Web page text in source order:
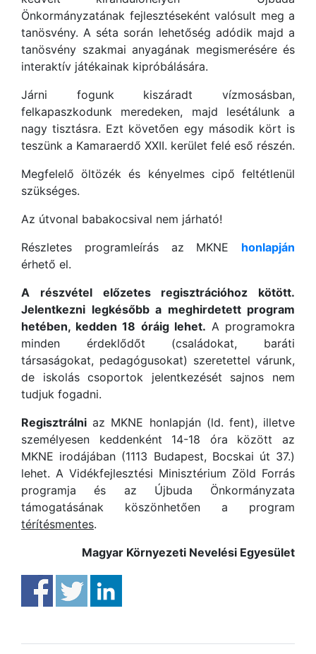
Önkormányzatának fejlesztéseként valósult meg a
tanösvény. A séta során lehetőség adódik majd a
tanösvény szakmai anyagának megismerésére és
interaktív játékainak kipróbálására.
Járni fogunk kiszáradt vízmosásban,
felkapaszkodunk meredeken, majd lesétálunk a
nagy tisztásra. Ezt követően egy második kört is
teszünk a Kamaraerdő XXII. kerület felé eső részén.
Megfelelő öltözék és kényelmes cipő feltétlenül
szükséges.
Az útvonal babakocsival nem járható!
Részletes programleírás az MKNE honlapján
érhető el.
A részvétel előzetes regisztrációhoz kötött.
Jelentkezni legkésőbb a meghirdetett program
hetében, kedden 18 óráig lehet. A programokra
minden érdeklődőt (családokat, baráti
társaságokat, pedagógusokat) szeretettel várunk,
de iskolás csoportok jelentkezését sajnos nem
tudjuk fogadni.
Regisztrálni az MKNE honlapján (ld. fent), illetve
személyesen keddenként 14-18 óra között az
MKNE irodájában (1113 Budapest, Bocskai út 37.)
lehet. A Vidékfejlesztési Minisztérium Zöld Forrás
programja és az Újbuda Önkormányzata
támogatásának köszönhetően a program
térítésmentes.
Magyar Környezeti Nevelési Egyesület